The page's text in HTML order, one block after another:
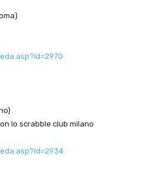
lo scrabble club milano